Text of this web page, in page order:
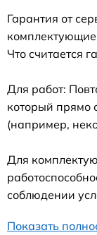
Гарантия от
Что считается
Для работ:
который прямо
(например,
Для
соблюдении
Показать